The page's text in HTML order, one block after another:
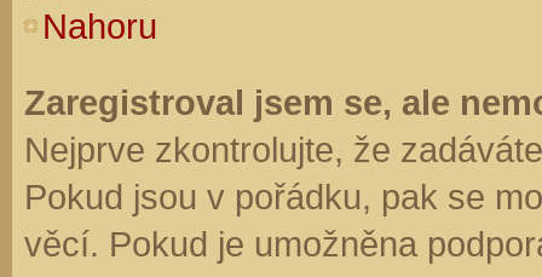
Nahoru
Zaregistroval jsem se, ale
Nejprve zkontrolujte, že
Pokud jsou v pořádku, pak se
věcí. Pokud je umožněna